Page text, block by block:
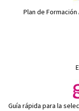
Plan de
Guía rápida para la